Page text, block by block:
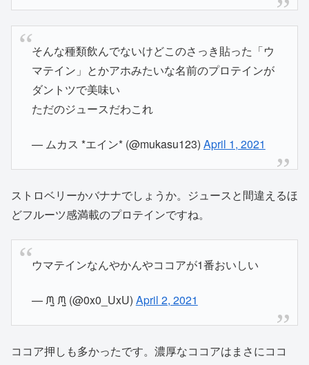
そんな種類飲んでないけどこのさっき貼った「ウ
マテイン」とかアホみたいな名前のプロテインが
ダントツで美味い
ただのジュースだわこれ
— ムカス *エイン* (@mukasu123) April 1, 2021
ストロベリーかバナナでしょうか。ジュースと間違えるほ
どフルーツ感満載のプロテインですね。
ウマテインなんやかんやココアが1番おいしい
— ᙏ̤̫ ᙏ̤̫ (@0x0_UxU) April 2, 2021
ココア押しも多かったです。濃厚なココアはまさにココ